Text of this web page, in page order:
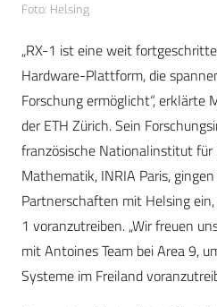
Foto: Helsing
„RX-1 ist eine weit
Hardware-Plattform, die
Forschung ermöglicht“, erklärte
der ETH Zürich. Sein
französische Nationalinstitut
Mathematik, INRIA Paris,
Partnerschaften mit Helsing
1 voranzutreiben. „Wir freuen
mit Antoines Team bei Area 9,
Systeme im Freiland